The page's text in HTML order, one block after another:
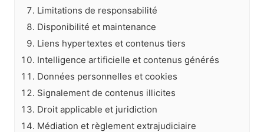
Limitations de responsabilité
Disponibilité et maintenance
Liens hypertextes et contenus tiers
Intelligence artificielle et contenus générés
Données personnelles et cookies
Signalement de contenus illicites
Droit applicable et juridiction
Médiation et règlement extrajudiciaire